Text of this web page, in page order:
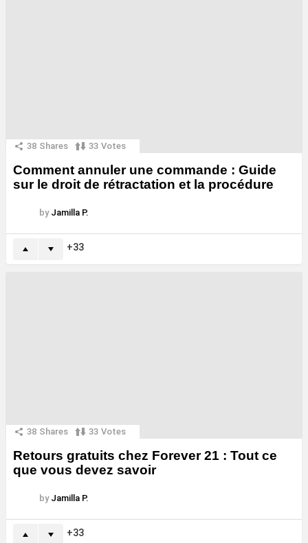
38 Shares 33 Votes
Comment annuler une commande : Guide
sur le droit de rétractation et la procédure
by Jamilla P.
33
38 Shares 33 Votes
Retours gratuits chez Forever 21 : Tout ce
que vous devez savoir
by Jamilla P.
33